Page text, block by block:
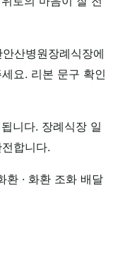
산병원장례식장에
요. 리본 문구 확인
니다. 장례식장 일
합니다.
환 · 화환 조화 배달